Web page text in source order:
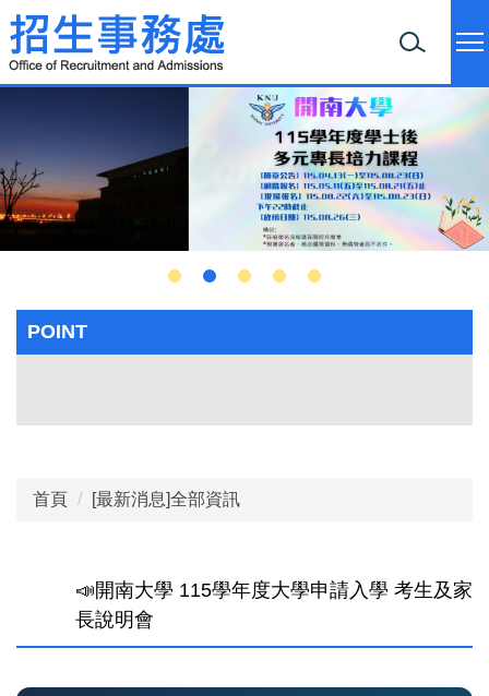
跳
到
主
區
POINT
首頁 [最新消息]全部資訊
📣開南大學 115學年度大學申請入學 考生及家
長說明會